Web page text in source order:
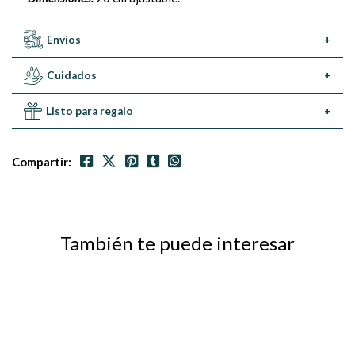
Envíos +
Cuidados +
Listo para regalo +
Compartir:
También te puede interesar